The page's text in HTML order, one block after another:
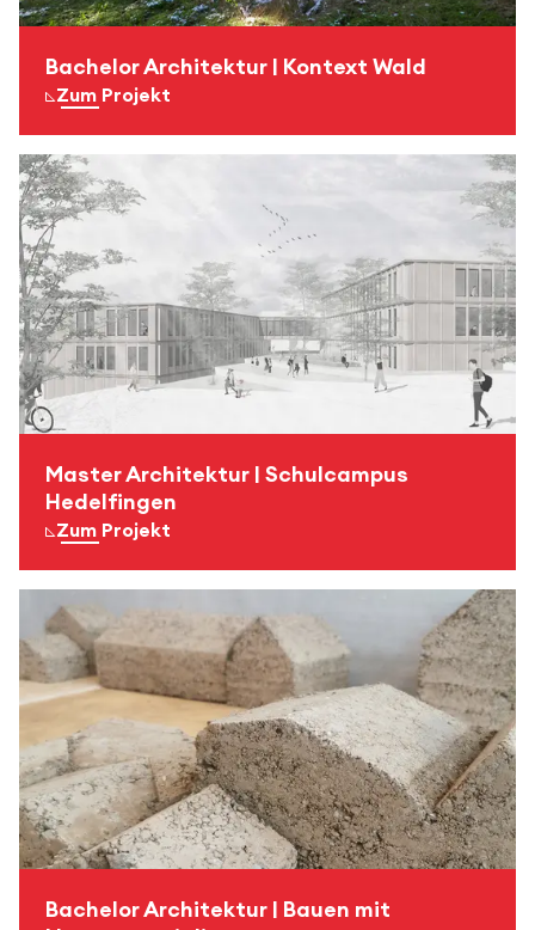
Bachelor Architektur | Kontext Wald
Zum Projekt
Master Architektur | Schulcampus
Hedelfingen
Zum Projekt
Bachelor Architektur | Bauen mit